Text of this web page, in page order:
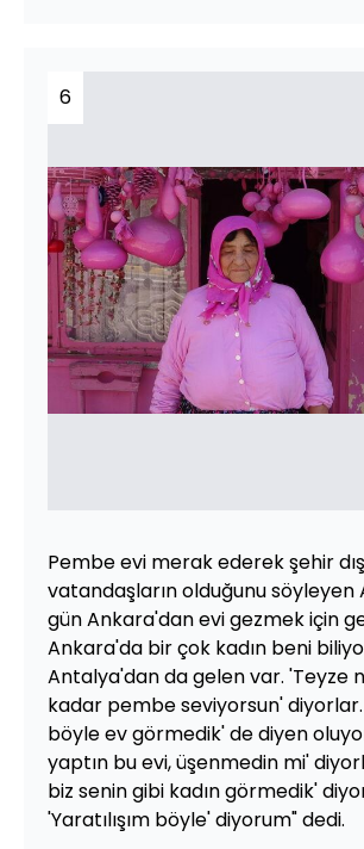
6
Pembe evi merak ederek şehir
vatandaşların olduğunu söyleyen
gün Ankara'dan evi gezmek için
Ankara'da bir çok kadın beni
Antalya'dan da gelen var. 'Teyze
kadar pembe seviyorsun' diyorlar.
böyle ev görmedik' de diyen
yaptın bu evi, üşenmedin mi'
biz senin gibi kadın görmedik'
'Yaratılışım böyle' diyorum" dedi.